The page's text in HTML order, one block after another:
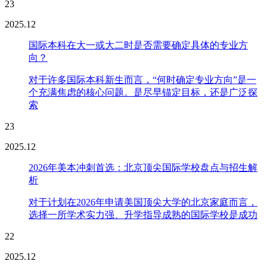
23
2025.12
国际本科在大一或大二时是否需要确定具体的专业方
向？
对于许多国际本科新生而言，“何时确定专业方向”是一
个充满焦虑的核心问题。是尽早锚定目标，还是广泛探
索
23
2025.12
2026年美本冲刺首选：北京顶尖国际学校盘点与招生解
析
对于计划在2026年申请美国顶尖大学的北京家庭而言，
选择一所学术实力强、升学指导成熟的国际学校是成功
22
2025.12